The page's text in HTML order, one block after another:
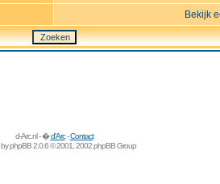
Bekijk
d-Arc.nl - �d'Arc-Contact
byphpBB2.0.6 © 2001, 2002 phpBB Group